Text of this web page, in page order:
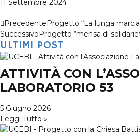
11 Settembre 2024
PrecedenteProgetto “La lunga
SuccessivoProgetto “mensa di
ULTIMI POST
ATTIVITÀ CON
LABORATORIO 53
5 Giugno 2026
Leggi Tutto »